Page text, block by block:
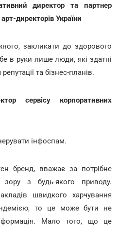
директор та партнер
директорів України
закликати до здорового
в руки лише люди, які здатні
та бізнес-планів.
сервісу корпоративних
інфоспам.
бренд, вважає за потрібне
з будь-якого приводу.
швидкого харчування
то це може бути не
Мало того, що це